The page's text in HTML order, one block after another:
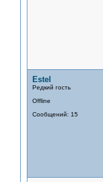
Estel
Редкий гость
Offline
Сообщений: 15